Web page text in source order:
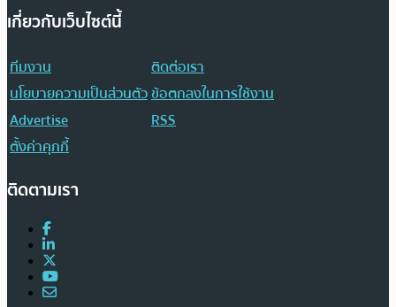
เกี่ยวกับเว็บไซต์นี้
ทีมงาน
ติดต่อเรา
นโยบายความเป็นส่วนตัวข้อตกลงในการใช้งาน
Advertise
RSS
ตั้งค่าคุกกี้
ติดตามเรา